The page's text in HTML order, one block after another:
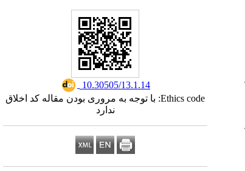
‎ 10.30505/13.1.14
Ethics code: با توجه به مروری بودن مقاله کد اخلاق
ندارد